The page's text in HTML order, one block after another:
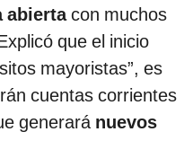
abiertacon muchos
que el inicio
mayoristas”, es
cuentas corrientes
generará nuevos